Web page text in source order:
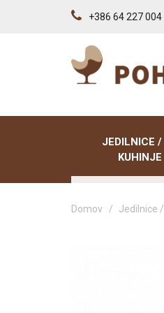
+386 64 227 004
JEDILNICE /
KUHINJE
Domov / Jedilnice